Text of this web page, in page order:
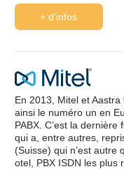
+ d’infos
En 2013, Mitel et
ainsi le numéro un en
PABX. C’est la
qui a, entre autres,
(Suisse) qui n’est autre
otel, PBX ISDN les plus